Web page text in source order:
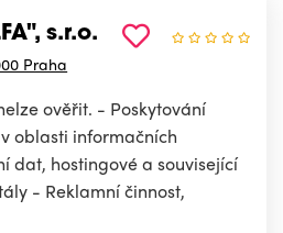
s.r.o.
Praha
ověřit. - Poskytování
oblasti informačních
dat, hostingové a související
- Reklamní činnost,